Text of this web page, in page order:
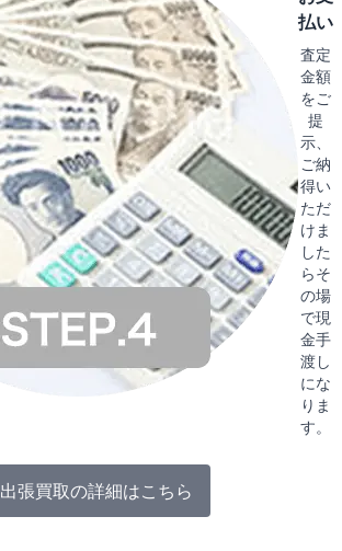
払い
査定
金額
をご
提
示、
ご納
得い
ただ
けま
した
らそ
の場
で現
金手
渡し
にな
りま
す。
出張買取の詳細はこちら